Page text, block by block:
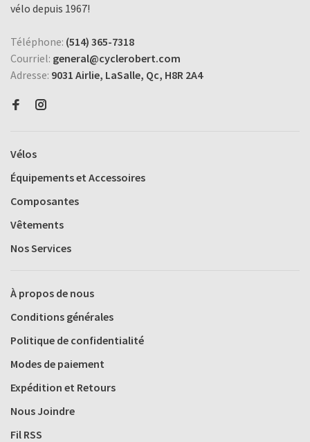
vélo depuis 1967!
Téléphone: (514) 365-7318
Courriel: general@cyclerobert.com
Adresse: 9031 Airlie, LaSalle, Qc, H8R 2A4
Vélos
Équipements et Accessoires
Composantes
Vêtements
Nos Services
À propos de nous
Conditions générales
Politique de confidentialité
Modes de paiement
Expédition et Retours
Nous Joindre
Fil RSS